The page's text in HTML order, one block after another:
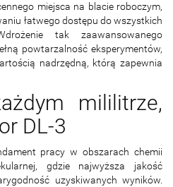
miejsca na blacie roboczym,
łatwego dostępu do wszystkich
tak zaawansowanego
powtarzalność eksperymentów,
nadrzędną, którą zapewnia
mililitrze,
DL-3
pracy w obszarach chemii
gdzie najwyższa jakość
uzyskiwanych wyników.